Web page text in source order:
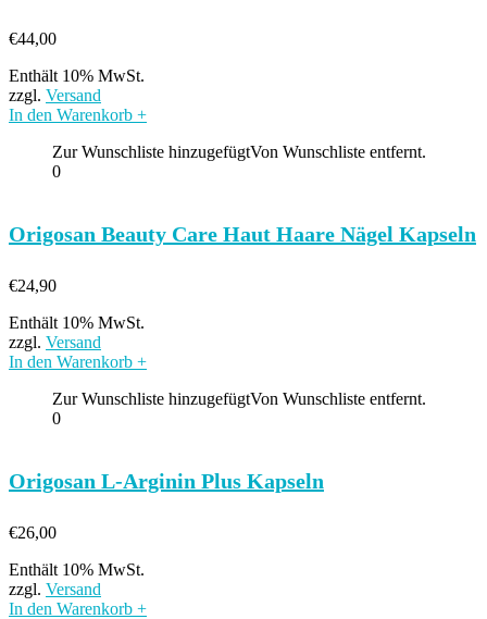
€44,00
Enthält 10% MwSt.
zzgl. Versand
In den Warenkorb +
Zur Wunschliste hinzugefügtVon Wunschliste entfernt.
0
Origosan Beauty Care Haut Haare Nägel Kapseln
€24,90
Enthält 10% MwSt.
zzgl. Versand
In den Warenkorb +
Zur Wunschliste hinzugefügtVon Wunschliste entfernt.
0
Origosan L-Arginin Plus Kapseln
€26,00
Enthält 10% MwSt.
zzgl. Versand
In den Warenkorb +